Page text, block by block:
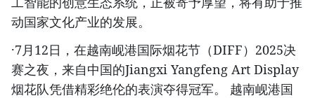
动国家文化产业的发展。
·7月12日，在越南岘港国际烟花节（DIFF）2025决
赛之夜，来自中国的Jiangxi Yangfeng Art Display
烟花队凭借精彩绝伦的表演夺得冠军。 越南岘港国